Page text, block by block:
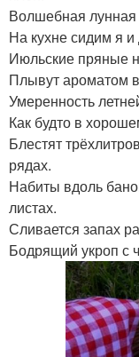
Волшебная
На кухне сидим я
Июльские пряные
Плывут ароматом
Умеренность
Как будто в
Блестят
рядах.
Набиты вдоль
листах.
Сливается запах
Бодрящий укроп с